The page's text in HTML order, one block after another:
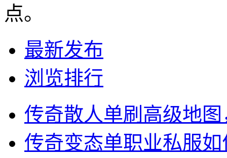
点。
最新发布
浏览排行
传奇散人单刷高级地
传奇变态单职业私服